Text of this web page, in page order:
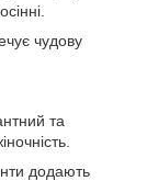
чудову
та
додають